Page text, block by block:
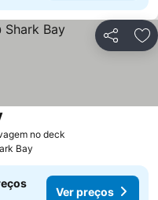
Partilhar
no deck
Bay
Ver preços